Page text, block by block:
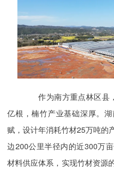
作为南方重点林区县
亿根，楠竹产业基础深厚。
赋，设计年消耗竹材25万吨的
边200公里半径内的近300万
材料供应体系，实现竹材资源